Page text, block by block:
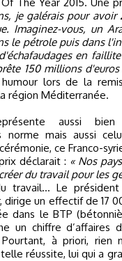
je galérais pour avoir
Imaginez-vous, un
le pétrole puis dans
en
150 millions
lors de la
région Méditerranée.
aussi bien
norme mais aussi
ce Franco-
déclarait : « Nos
du travail pour les
travail… Le
un effectif de 17
dans le BTP
un chiffre d’affaires
Pourtant, à priori, rien
réussite, lui qui a